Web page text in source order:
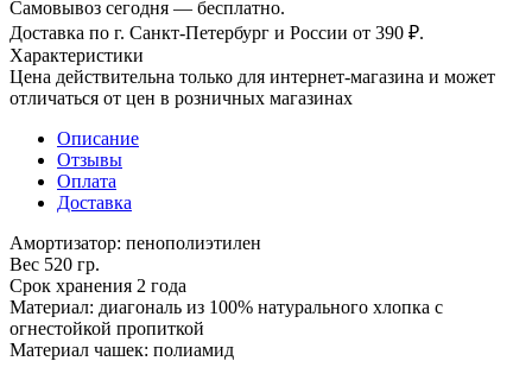
Самовывоз сегодня — бесплатно.
Доставка по г. Санкт-Петербург и России от 390 ₽.
Характеристики
Цена действительна только для интернет-магазина и может
отличаться от цен в розничных магазинах
Описание
Отзывы
Оплата
Доставка
Амортизатор: пенополиэтилен
Вес 520 гр.
Срок хранения 2 года
Материал: диагональ из 100% натурального хлопка с
огнестойкой пропиткой
Материал чашек: полиамид